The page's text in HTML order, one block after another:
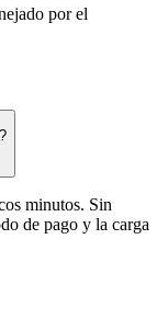
por el
minutos. Sin
de pago y la carga